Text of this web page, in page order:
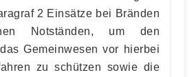
2 Einsätze bei Bränden
Notständen, um den
Gemeinwesen vor hierbei
zu schützen sowie die